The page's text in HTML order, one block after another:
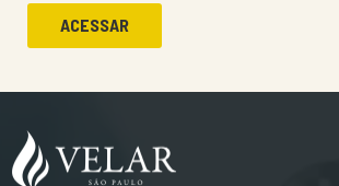
ACESSAR